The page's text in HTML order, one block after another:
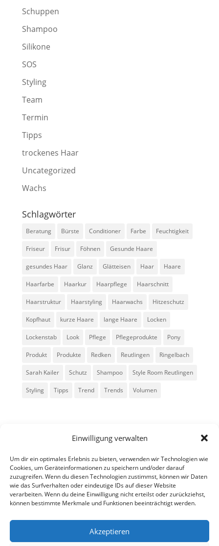
Einwilligung verwalten
Um dir ein optimales Erlebnis zu bieten, verwenden wir Technologien wie
Cookies, um Geräteinformationen zu speichern und/oder darauf
zuzugreifen. Wenn du diesen Technologien zustimmst, können wir Daten
wie das Surfverhalten oder eindeutige IDs auf dieser Website
verarbeiten. Wenn du deine Einwilligung nicht erteilst oder zurückziehst,
können bestimmte Merkmale und Funktionen beeinträchtigt werden.
Akzeptieren
Schuppen
Shampoo
Silikone
SOS
Styling
Team
Termin
Tipps
trockenes Haar
Uncategorized
Wachs
Schlagwörter
Beratung Bürste Conditioner Farbe Feuchtigkeit
Friseur Frisur Föhnen Gesunde Haare
gesundes Haar Glanz Glätteisen Haar Haare
Haarfarbe Haarkur Haarpflege Haarschnitt
Haarstruktur Haarstyling Haarwachs Hitzeschutz
Kopfhaut kurze Haare lange Haare Locken
Lockenstab Look Pflege Pflegeprodukte Pony
Produkt Produkte Redken Reutlingen Ringelbach
Sarah Kailer Schutz Shampoo Style Room Reutlingen
Styling Tipps Trend Trends Volumen
Alle Rechte vorbehalten - Sarah Kailer